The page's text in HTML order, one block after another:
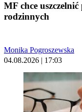
MF chce
rodzinnych
Monika Pogroszewska
04.08.2026 | 17:03